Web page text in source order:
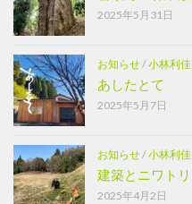
2025年5月31日
お知らせ/小林利佳
あしたとて
2025年5月7日
お知らせ/小林利佳
建築とニワトリ
2025年4月2日